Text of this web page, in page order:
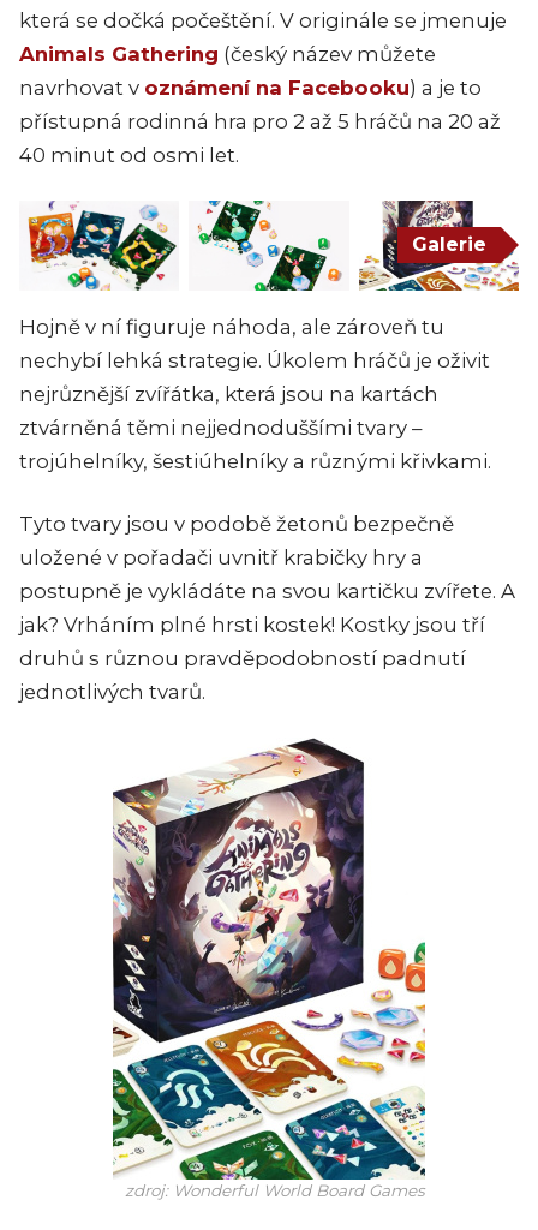
která se dočká počeštění. V originále se jmenuje
Animals Gathering (český název můžete
navrhovat v oznámení na Facebooku) a je to
přístupná rodinná hra pro 2 až 5 hráčů na 20 až
40 minut od osmi let.
Galerie
Hojně v ní figuruje náhoda, ale zároveň tu
nechybí lehká strategie. Úkolem hráčů je oživit
nejrůznější zvířátka, která jsou na kartách
ztvárněná těmi nejjednoduššími tvary –
trojúhelníky, šestiúhelníky a různými křivkami.
Tyto tvary jsou v podobě žetonů bezpečně
uložené v pořadači uvnitř krabičky hry a
postupně je vykládáte na svou kartičku zvířete. A
jak? Vrháním plné hrsti kostek! Kostky jsou tří
druhů s různou pravděpodobností padnutí
jednotlivých tvarů.
zdroj: Wonderful World Board Games